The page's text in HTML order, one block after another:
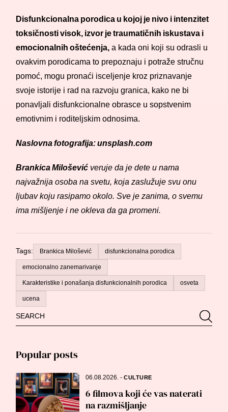
Search
for:
Popular posts
06.08.2026.-CULTURE
6 filmova koji će vas naterati
na razmišljanje
Disfunkcionalna porodica u kojoj je nivo i intenzitet
toksičnosti visok, izvor je traumatičnih iskustava i
emocionalnih oštećenja, a kada oni koji su odrasli u
ovakvim porodicama to prepoznaju i potraže stručnu
pomoć, mogu pronaći isceljenje kroz priznavanje
svoje istorije i rad na razvoju granica, kako ne bi
ponavljali disfunkcionalne obrasce u sopstvenim
emotivnim i roditeljskim odnosima.
Naslovna fotografija: unsplash.com
Brankica Milošević veruje da je dete u nama
najvažnija osoba na svetu, koja zaslužuje svu onu
ljubav koju rasipamo okolo. Sve je zanima, o svemu
ima mišljenje i ne okleva da ga promeni.
Tags: Brankica Milošević disfunkcionalna porodica
emocionalno zanemarivanje
Karakteristike i ponašanja disfunkcionalnih porodica osveta
ucena